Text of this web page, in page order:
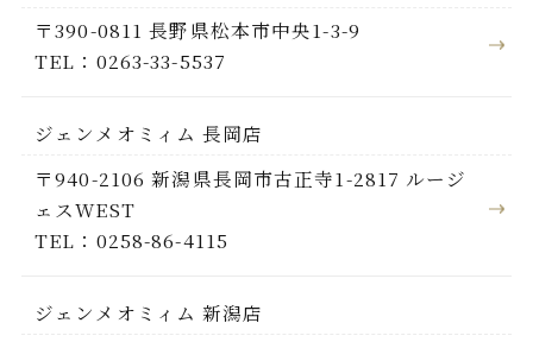
〒390-0811 長野県松本市中央1-3-9
TEL：0263-33-5537
ジェンメオミィム 長岡店
〒940-2106 新潟県長岡市古正寺1-2817 ルージ
ェスWEST
TEL：0258-86-4115
ジェンメオミィム 新潟店